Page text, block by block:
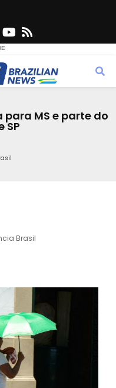
G
Y
u
t
b
s
MS e parte do
SP
Brasil